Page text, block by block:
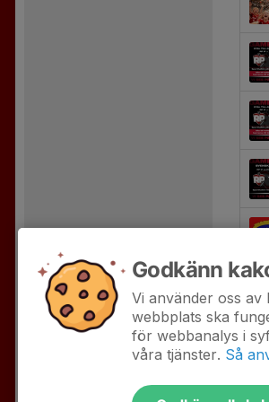
Godkänn
Vi använder oss
webbplats ska
för webbanalys i
våra tjänster. Så